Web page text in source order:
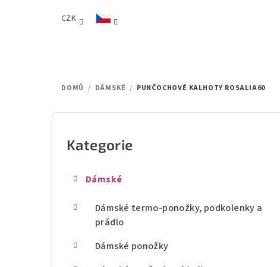
CZK
DOMŮ / DÁMSKÉ / PUNČOCHOVÉ KALHOTY ROSALIA60
Přeskočit
kategorie
Kategorie
Dámské
Dámské termo-ponožky, podkolenky a
prádlo
Dámské ponožky